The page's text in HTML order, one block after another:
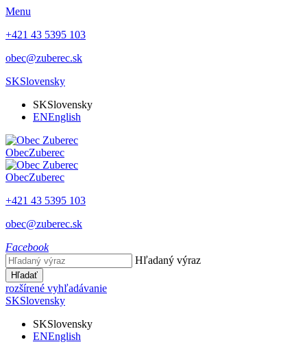
Menu
+421 43 5395 103
obec@zuberec.sk
SKSlovensky
SKSlovensky
ENEnglish
ObecZuberec
ObecZuberec
+421 43 5395 103
obec@zuberec.sk
Facebook
Hľadaný výraz
Hľadať
rozšírené vyhľadávanie
SKSlovensky
SKSlovensky
ENEnglish